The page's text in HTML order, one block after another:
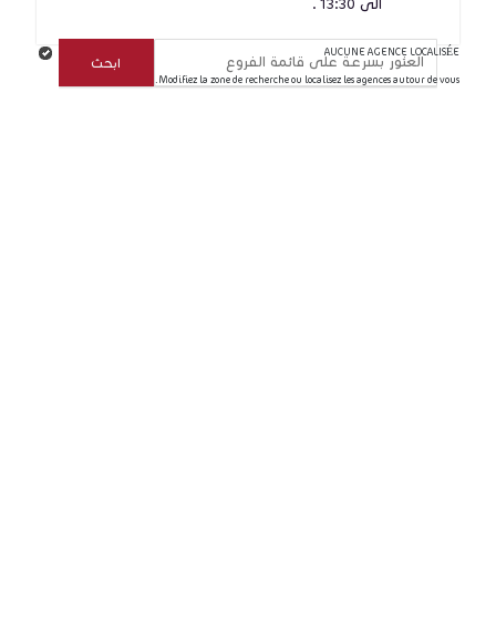
الى 13:30 .
AUCUNE AGENCE LOCALISÉE
Modifiez la zone de recherche ou localisez les agences autour de vous.